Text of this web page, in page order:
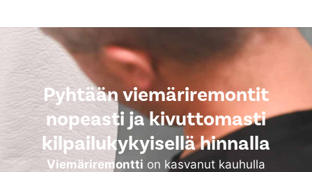
Pyhtään viemäriremontit
nopeasti ja kivuttomasti
kilpailukykyisellä hinnalla
Viemäriremontti on kasvanut kauhulla